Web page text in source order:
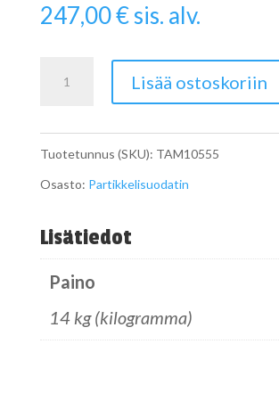
247,00€sis. alv.
Converter
määrä
Lisää ostoskoriin
Tuotetunnus (SKU): TAM10555
Osasto: Partikkelisuodatin
Lisätiedot
Paino
14 kg (kilogramma)